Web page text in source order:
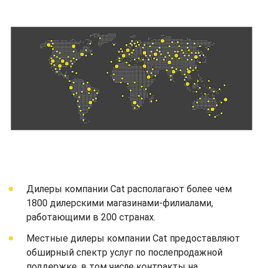
Дилеры компании Cat располагают более чем
1800 дилерскими магазинами-филиалами,
работающими в 200 странах.
Местные дилеры компании Cat предоставляют
обширный спектр услуг по послепродажной